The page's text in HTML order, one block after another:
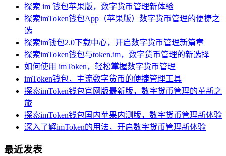
探索 im 钱包苹果版，数字货币管理新体验
探索imToken钱包App（苹果版）数字货币管理的便捷之
选
探索im钱包2.0下载中心，开启数字货币管理新篇章
探索imToken钱包与token.im，数字货币管理的新选择
如何使用 imToken，轻松掌握数字货币管理
imToken钱包，主流数字货币的便捷管理工具
探索imToken钱包官网版最新版，数字货币管理的革新之
旅
探索imToken钱包国内苹果内测版，数字货币管理新体验
深入了解imToken的用法，开启数字货币管理新体验
最近发表